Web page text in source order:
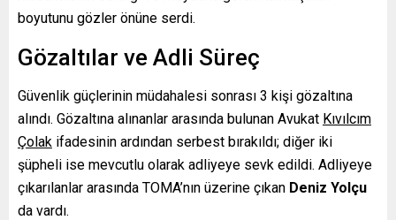
boyutunu gözler önüne serdi.
Gözaltılar ve Adli Süreç
Güvenlik güçlerinin müdahalesi sonrası 3 kişi gözaltına
alındı. Gözaltına alınanlar arasında bulunan Avukat Kıvılcım
Çolak ifadesinin ardından serbest bırakıldı; diğer iki
şüpheli ise mevcutlu olarak adliyeye sevk edildi. Adliyeye
çıkarılanlar arasında TOMA’nın üzerine çıkan Deniz Yolçu
da vardı.